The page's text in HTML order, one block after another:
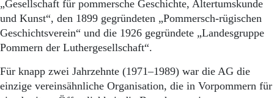
„Gesellschaft für pommersche Geschichte, Altertumskunde
und Kunst“, den 1899 gegründeten „Pommersch-rügischen
Geschichtsverein“ und die 1926 gegründete „Landesgruppe
Pommern der Luthergesellschaft“.
Für knapp zwei Jahrzehnte (1971–1989) war die AG die
einzige vereinsähnliche Organisation, die in Vorpommern für